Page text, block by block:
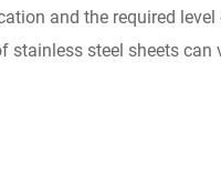
and the required
stainless steel sheets